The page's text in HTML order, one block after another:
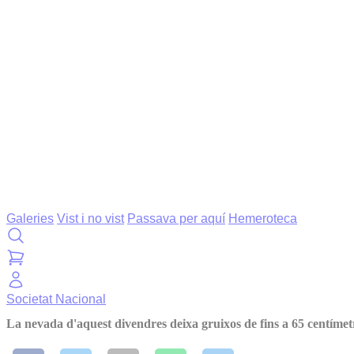
Galeries Vist i no vist Passava per aquí Hemeroteca
Societat Nacional
La nevada d'aquest divendres deixa gruixos de fins a 65